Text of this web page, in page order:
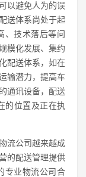
以避免人为的误
送体系尚处于起
、技术落后等问
模化发展、集约
配送体系，如在
输潜力，提高车
通讯设备，配送
的位置及正在执
流公司越来越成
的配送管理提供
专业物流公司合